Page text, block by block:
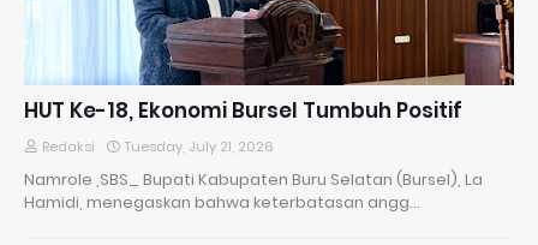
HUT Ke-18, Ekonomi Bursel Tumbuh Positif
Redaksi Tuesday, July 21, 2026
Namrole ,SBS_ Bupati Kabupaten Buru Selatan (Bursel), La
Hamidi, menegaskan bahwa keterbatasan angg…